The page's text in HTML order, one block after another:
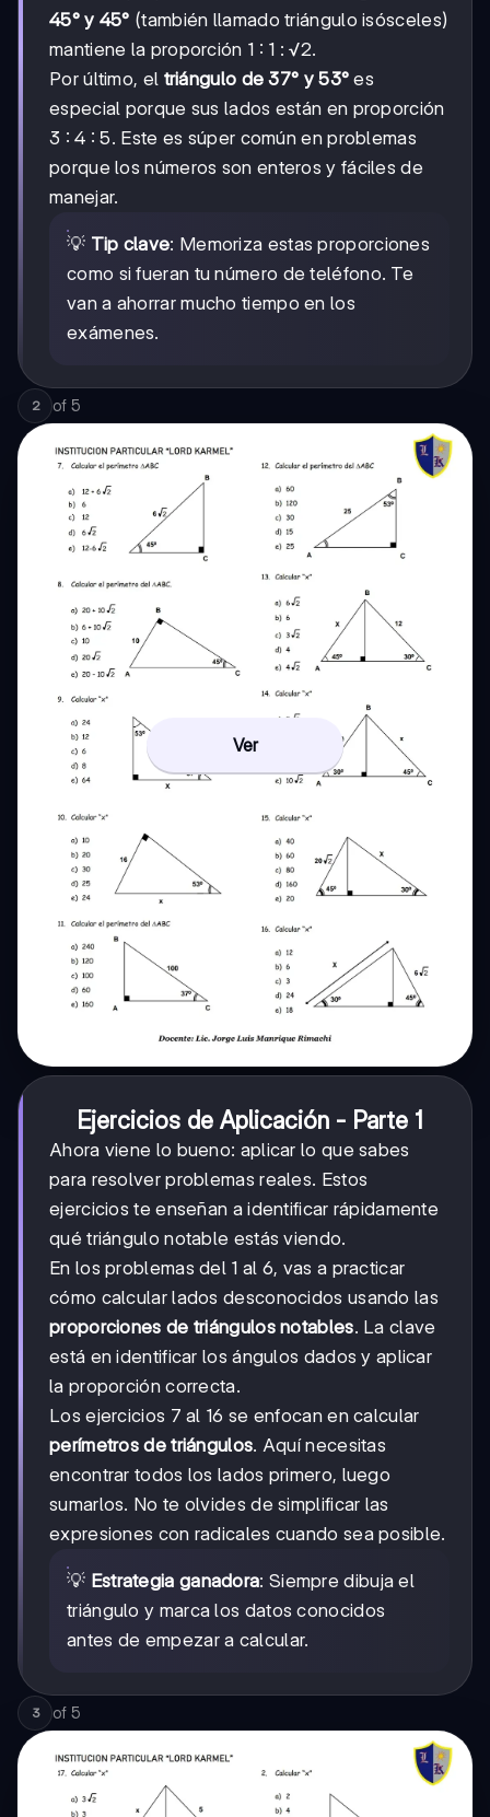
45° y 45° (también llamado triángulo isósceles)
mantiene la proporción 1 : 1 : √2.
Por último, el triángulo de 37° y 53° es
especial porque sus lados están en proporción
3 : 4 : 5. Este es súper común en problemas
porque los números son enteros y fáciles de
manejar.
💡 Tip clave: Memoriza estas proporciones
como si fueran tu número de teléfono. Te
van a ahorrar mucho tiempo en los
exámenes.
2 of 5
Ver
Ejercicios de Aplicación - Parte 1
Ahora viene lo bueno: aplicar lo que sabes
para resolver problemas reales. Estos
ejercicios te enseñan a identificar rápidamente
qué triángulo notable estás viendo.
En los problemas del 1 al 6, vas a practicar
cómo calcular lados desconocidos usando las
proporciones de triángulos notables. La clave
está en identificar los ángulos dados y aplicar
la proporción correcta.
Los ejercicios 7 al 16 se enfocan en calcular
perímetros de triángulos. Aquí necesitas
encontrar todos los lados primero, luego
sumarlos. No te olvides de simplificar las
expresiones con radicales cuando sea posible.
💡 Estrategia ganadora: Siempre dibuja el
triángulo y marca los datos conocidos
antes de empezar a calcular.
3 of 5